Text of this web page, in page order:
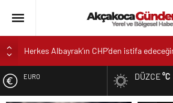
Herkes Albayrak’ın CHP’den istifa
Akçakoca’da Dev Uyuşturucu
EURO DÜZCE°C